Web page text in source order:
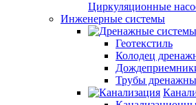
Циркуляционные
Инженерные системы
Геотекстиль
Колодец
Трубы